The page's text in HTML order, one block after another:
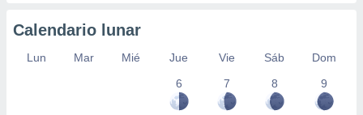
Calendario lunar
Lun Mar Mié Jue Vie Sáb
Dom
6
7 8 9